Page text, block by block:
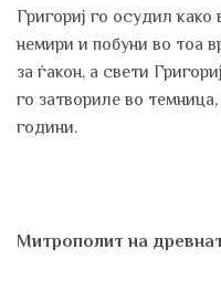
Григориј го осудил како
немири и побуни во тоа
за ѓакон, а свети
го затвориле во
години.
Митрополит на